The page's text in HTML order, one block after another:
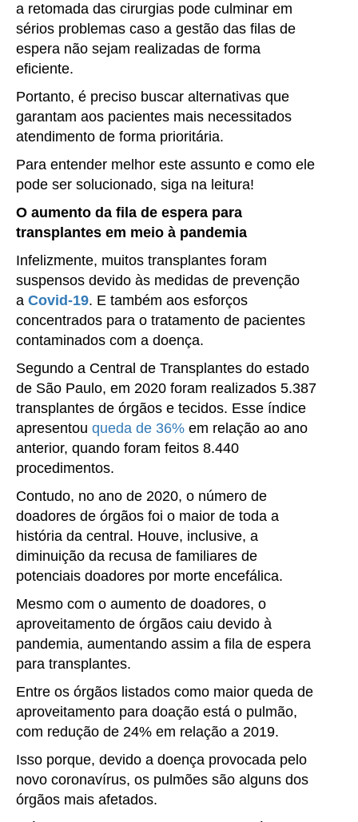
a retomada das cirurgias pode culminar em
sérios problemas caso a gestão das filas de
espera não sejam realizadas de forma
eficiente.
Portanto, é preciso buscar alternativas que
garantam aos pacientes mais necessitados
atendimento de forma prioritária.
Para entender melhor este assunto e como ele
pode ser solucionado, siga na leitura!
O aumento da fila de espera para
transplantes em meio à pandemia
Infelizmente, muitos transplantes foram
suspensos devido às medidas de prevenção
a Covid-19. E também aos esforços
concentrados para o tratamento de pacientes
contaminados com a doença.
Segundo a Central de Transplantes do estado
de São Paulo, em 2020 foram realizados 5.387
transplantes de órgãos e tecidos. Esse índice
apresentou queda de 36% em relação ao ano
anterior, quando foram feitos 8.440
procedimentos.
Contudo, no ano de 2020, o número de
doadores de órgãos foi o maior de toda a
história da central. Houve, inclusive, a
diminuição da recusa de familiares de
potenciais doadores por morte encefálica.
Mesmo com o aumento de doadores, o
aproveitamento de órgãos caiu devido à
pandemia, aumentando assim a fila de espera
para transplantes.
Entre os órgãos listados como maior queda de
aproveitamento para doação está o pulmão,
com redução de 24% em relação a 2019.
Isso porque, devido a doença provocada pelo
novo coronavírus, os pulmões são alguns dos
órgãos mais afetados.